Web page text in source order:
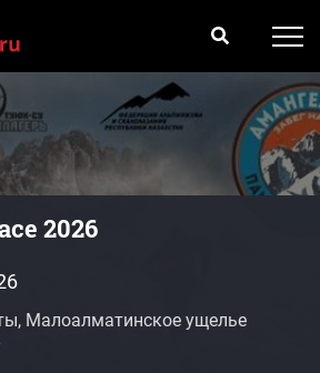
2026
Малоалматинское ущелье